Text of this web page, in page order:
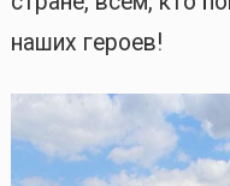
наших героев!